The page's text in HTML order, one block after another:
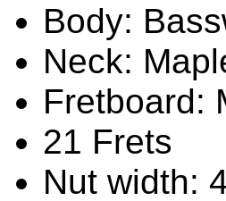
Body:
Neck:
Fretboard:
21 Frets
Nut width: